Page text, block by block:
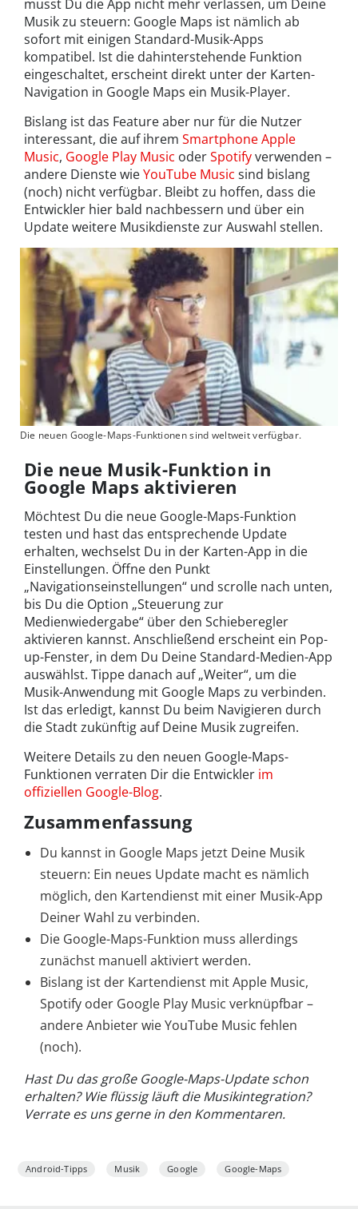
musst Du die App nicht mehr verlassen, um Deine
Musik zu steuern: Google Maps ist nämlich ab
sofort mit einigen Standard-Musik-Apps
kompatibel. Ist die dahinterstehende Funktion
eingeschaltet, erscheint direkt unter der Karten-
Navigation in Google Maps ein Musik-Player.
Bislang ist das Feature aber nur für die Nutzer
interessant, die auf ihrem SmartphoneApple
Music, Google Play Music oderSpotifyverwenden –
andere Dienste wieYouTube Music sind bislang
(noch) nicht verfügbar. Bleibt zu hoffen, dass die
Entwickler hier bald nachbessern und über ein
Update weitere Musikdienste zur Auswahl stellen.
Die neuen Google-Maps-Funktionen sind weltweit verfügbar.
Die neue Musik-Funktion in
Google Maps aktivieren
Möchtest Du die neue Google-Maps-Funktion
testen und hast das entsprechende Update
erhalten, wechselst Du in der Karten-App in die
Einstellungen. Öffne den Punkt
„Navigationseinstellungen“ und scrolle nach unten,
bis Du die Option „Steuerung zur
Medienwiedergabe“ über den Schieberegler
aktivieren kannst. Anschließend erscheint ein Pop-
up-Fenster, in dem Du Deine Standard-Medien-App
auswählst. Tippe danach auf „Weiter“, um die
Musik-Anwendung mit Google Maps zu verbinden.
Ist das erledigt, kannst Du beim Navigieren durch
die Stadt zukünftig auf Deine Musik zugreifen.
Weitere Details zu den neuen Google-Maps-
Funktionen verraten Dir die Entwickler im
offiziellen Google-Blog.
Zusammenfassung
Du kannst in Google Maps jetzt Deine Musik
steuern: Ein neues Update macht es nämlich
möglich, den Kartendienst mit einer Musik-App
Deiner Wahl zu verbinden.
Die Google-Maps-Funktion muss allerdings
zunächst manuell aktiviert werden.
Bislang ist der Kartendienst mit Apple Music,
Spotify oder Google Play Music verknüpfbar –
andere Anbieter wie YouTube Music fehlen
(noch).
Hast Du das große Google-Maps-Update schon
erhalten? Wie flüssig läuft die Musikintegration?
Verrate es uns gerne in den Kommentaren.
Android-Tipps Musik Google Google-Maps